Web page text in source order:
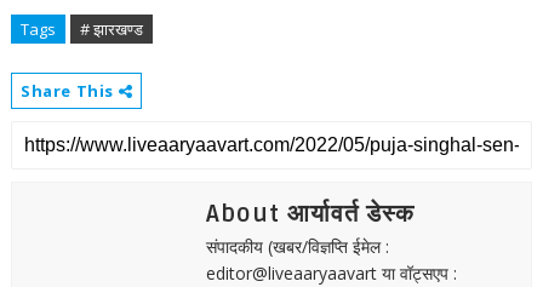
Tags # झारखण्ड
Share This
About आर्यावर्त डेस्क
संपादकीय (खबर/विज्ञप्ति ईमेल :
editor@liveaaryaavart या वॉट्सएप :